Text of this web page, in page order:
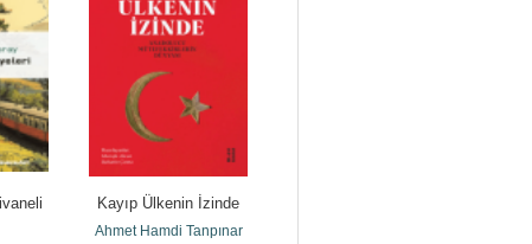
Kayıp Ülkenin İzinde
Ahmet Hamdi Tanpınar